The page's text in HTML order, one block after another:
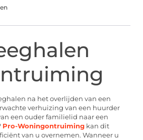
na het overlijden van een
verhuizing van een huurder
een ouder familielid naar een
Pro-Woningontruiming kan dit
van u overnemen. Wanneer u